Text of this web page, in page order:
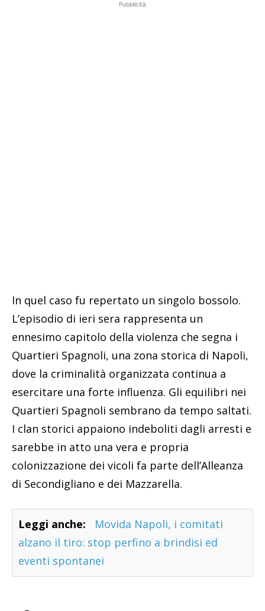
Pubblicità
In quel caso fu repertato un singolo bossolo.
L’episodio di ieri sera rappresenta un
ennesimo capitolo della violenza che segna i
Quartieri Spagnoli, una zona storica di Napoli,
dove la criminalità organizzata continua a
esercitare una forte influenza. Gli equilibri nei
Quartieri Spagnoli sembrano da tempo saltati.
I clan storici appaiono indeboliti dagli arresti e
sarebbe in atto una vera e propria
colonizzazione dei vicoli fa parte dell’Alleanza
di Secondigliano e dei Mazzarella.
Leggi anche:
Movida Napoli, i comitati
alzano il tiro: stop perfino a brindisi ed
eventi spontanei